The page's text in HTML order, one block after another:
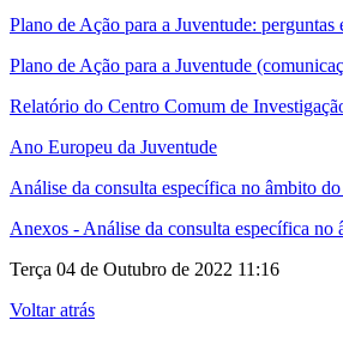
Plano de Ação para a Juventude: perguntas
Plano de Ação para a Juventude
Relatório do Centro Comum de
Ano Europeu da Juventude
Análise da consulta específica no âmbito
Anexos ‑ Análise da consulta específica
Terça 04 de Outubro de 2022 11:16
Voltar atrás